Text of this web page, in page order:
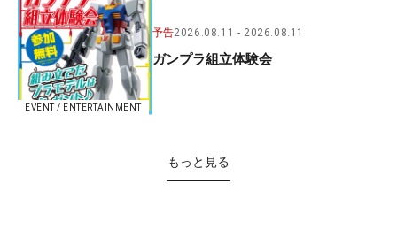
EVENT / ENTERTAINMENT
予告2026.08.11 2026.08.11
ガンプラ組立体験会
もっと見る